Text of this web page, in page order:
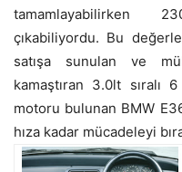
tamamlayabilirken
çıkabiliyordu. Bu
satışa sunulan ve
kamaştıran 3.0lt
motoru bulunan BMW
hıza kadar mücadeleyi